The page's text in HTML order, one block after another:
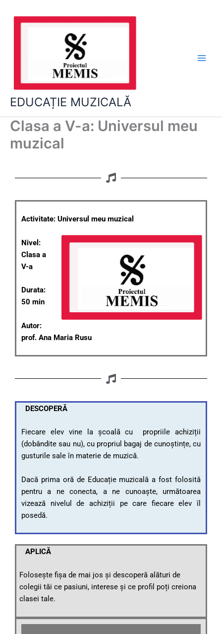
EDUCAȚIE MUZICALĂ
Clasa a V-a: Universul meu
muzical
Activitate: Universul meu muzical
Nivel:
Clasa a
V-a
Durata:
50 min
Autor:
prof. Ana Maria Rusu
DESCOPERĂ
Fiecare elev vine la școală cu propriile achiziții
(dobândite sau nu), cu propriul bagaj de cunoștințe, cu
gusturile sale în materie de muzică.
Dacă prima oră de Educație muzicală a fost folosită
pentru a ne conecta, a ne cunoaște, următoarea
vizează nivelul de achiziții pe care fiecare elev îl
posedă.
APLICĂ
Folosește fișa de mai jos și descoperă alături de
colegii tăi ce pasiuni, interese și ce profil poți creiona
clasei tale.